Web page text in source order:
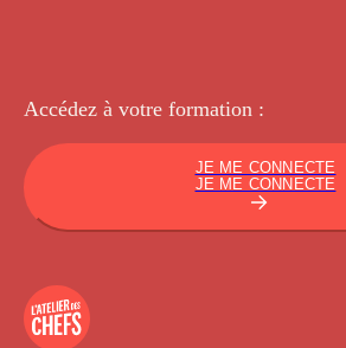
Accédez à votre formation :
JE ME CONNECTE
JE ME CONNECTE